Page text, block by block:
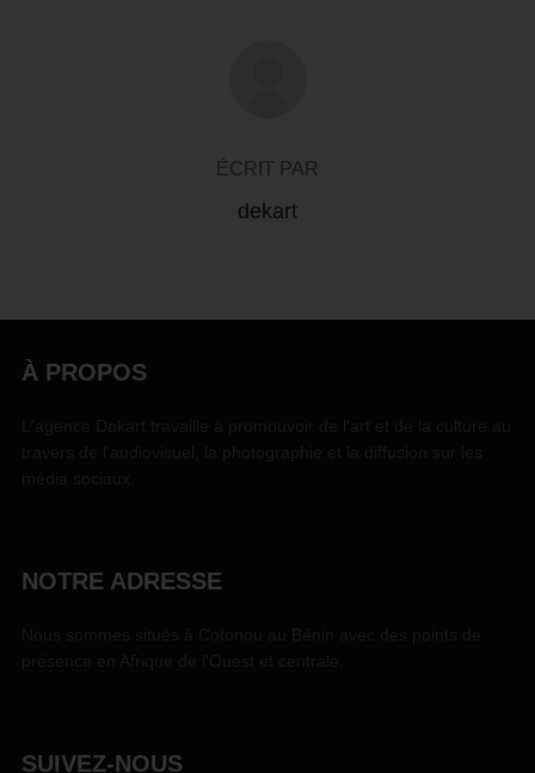
ÉCRIT PAR
dekart
À PROPOS
NOTRE ADRESSE
SUIVEZ-NOUS